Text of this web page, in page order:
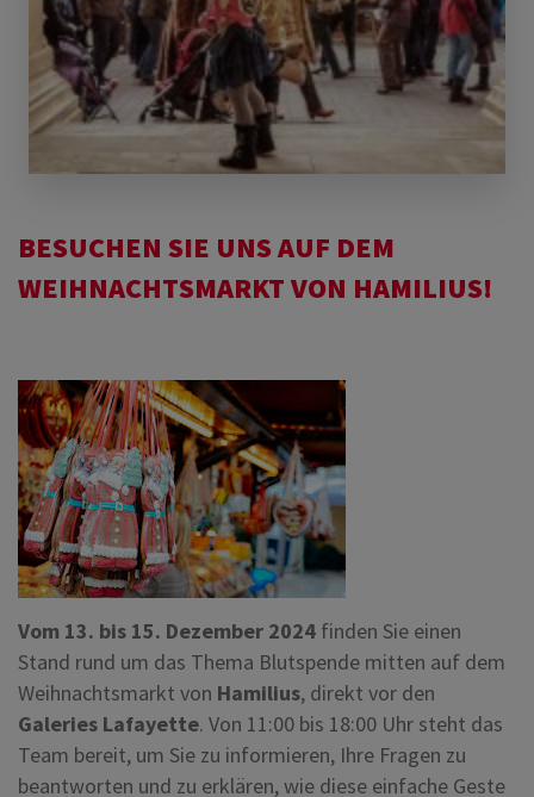
BESUCHEN SIE UNS AUF DEM
WEIHNACHTSMARKT VON HAMILIUS!
Vom 13. bis 15. Dezember 2024 finden Sie einen
Stand rund um das Thema Blutspende mitten auf dem
Weihnachtsmarkt von Hamilius, direkt vor den
Galeries Lafayette. Von 11:00 bis 18:00 Uhr steht das
Team bereit, um Sie zu informieren, Ihre Fragen zu
beantworten und zu erklären, wie diese einfache Geste